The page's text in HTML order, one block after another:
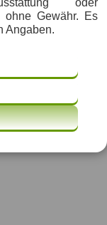
oder
ohne Gewähr. Es
Angaben.